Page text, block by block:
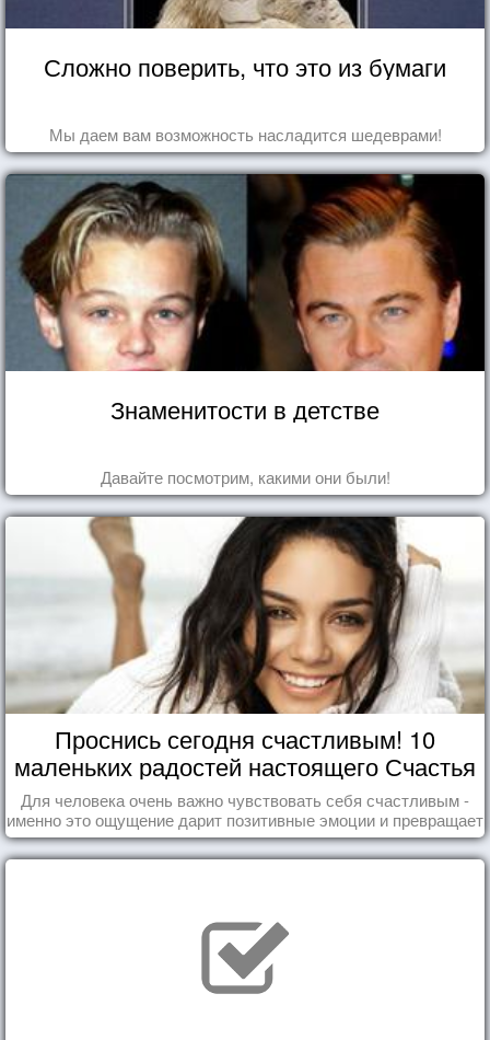
Сложно поверить, что это из бумаги
Мы даем вам возможность насладится шедеврами!
Знаменитости в детстве
Давайте посмотрим, какими они были!
Проснись сегодня счастливым! 10
маленьких радостей настоящего Счастья
Для человека очень важно чувствовать себя счастливым -
именно это ощущение дарит позитивные эмоции и превращает
каждый день в маленький праздник.